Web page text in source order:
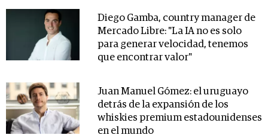
Diego Gamba, country manager de
Mercado Libre: "La IA no es solo
para generar velocidad, tenemos
que encontrar valor"
Juan Manuel Gómez: el uruguayo
detrás de la expansión de los
whiskies premium estadounidenses
en el mundo